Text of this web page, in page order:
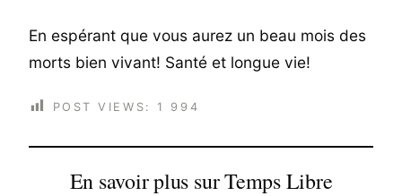
En espérant que vous aurez un beau mois des
morts bien vivant! Santé et longue vie!
POST VIEWS: 1 994
En savoir plus sur Temps Libre